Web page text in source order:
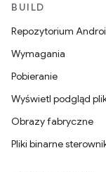
BUILD
Repozytorium
Wymagania
Pobieranie
Wyświetl podgląd
Obrazy fabryczne
Pliki binarne